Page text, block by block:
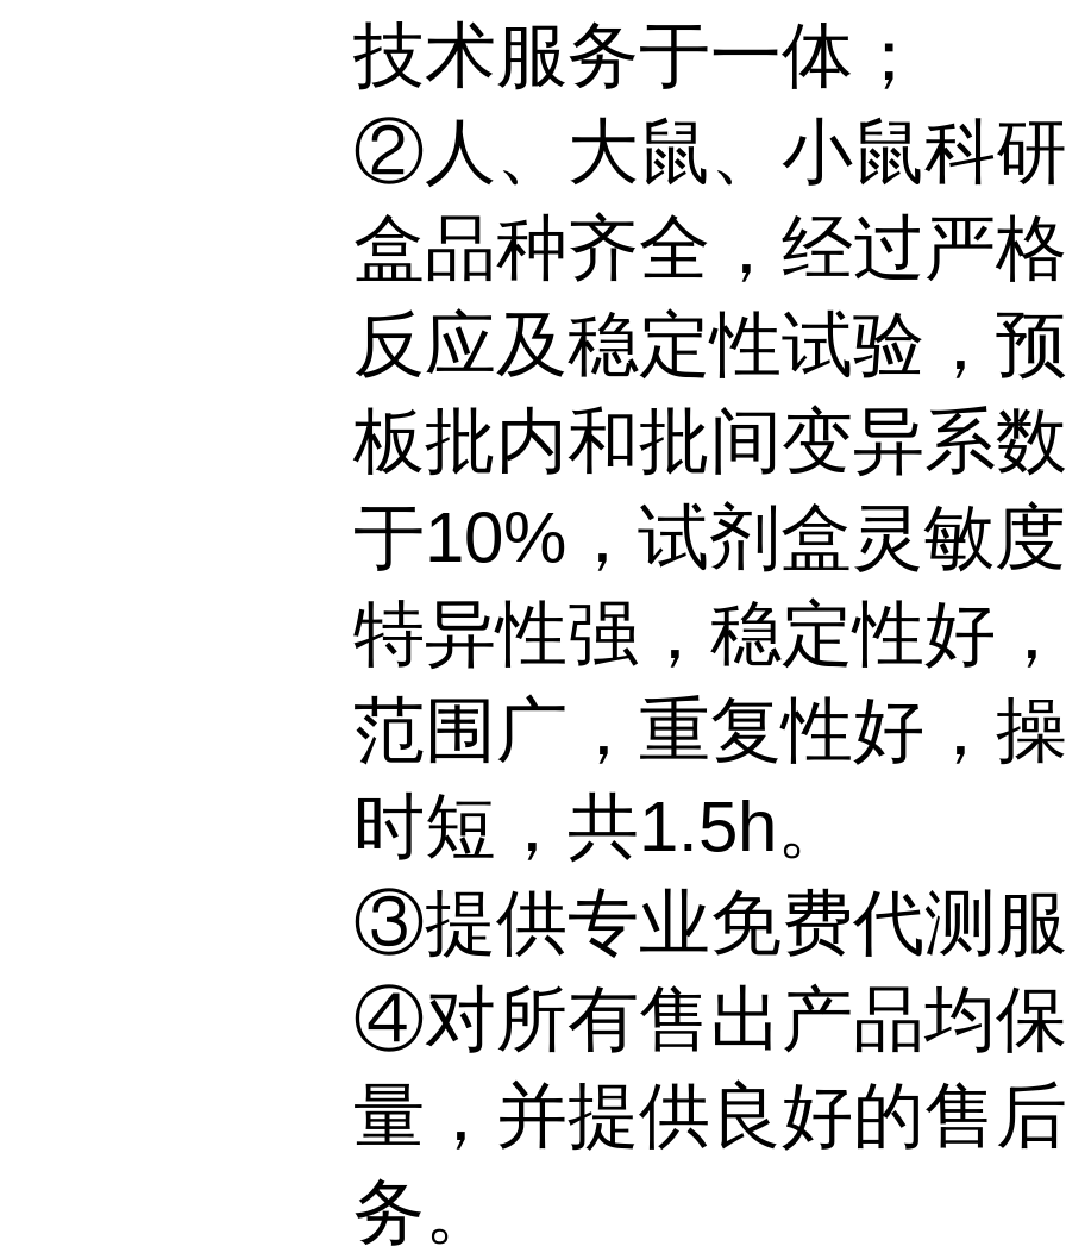
技术服务于一体；
②人、大鼠、小鼠科
盒品种齐全，经过严
反应及稳定性试验，
板批内和批间变异系
于10%，试剂盒灵敏
特异性强，稳定性好
范围广，重复性好，
时短，共1.5h。
③提供专业免费代测
④对所有售出产品均
量，并提供良好的售
务。